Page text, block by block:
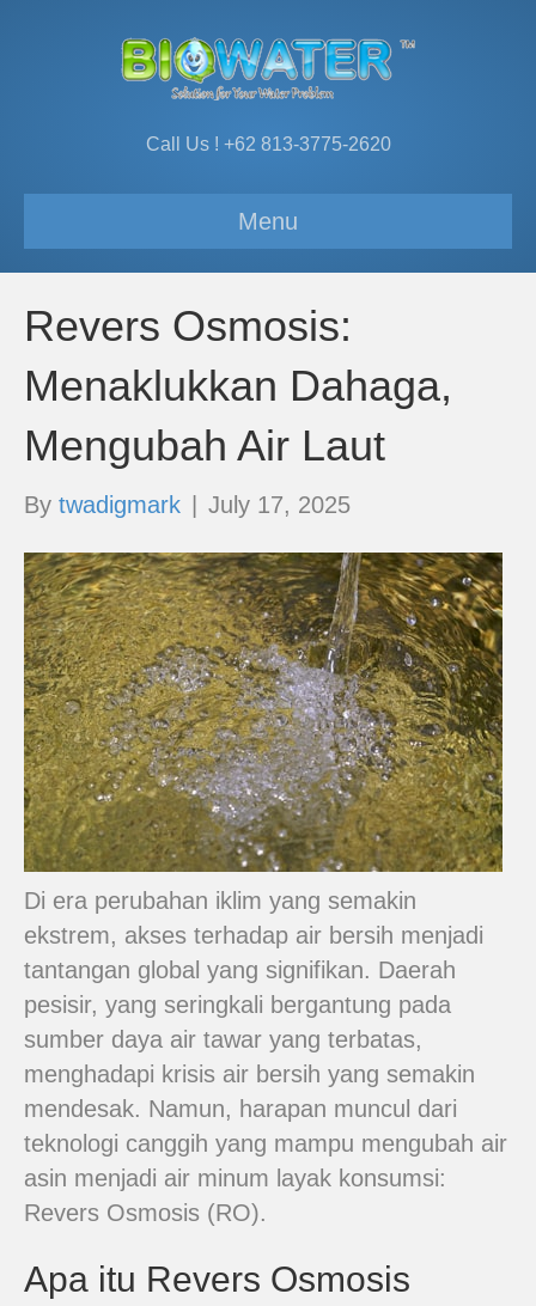
Call Us ! +62 813-3775-2620
Menu
Revers Osmosis:
Menaklukkan Dahaga,
Mengubah Air Laut
By twadigmark July 17, 2025
Di era perubahan iklim yang semakin
ekstrem, akses terhadap air bersih menjadi
tantangan global yang signifikan. Daerah
pesisir, yang seringkali bergantung pada
sumber daya air tawar yang terbatas,
menghadapi krisis air bersih yang semakin
mendesak. Namun, harapan muncul dari
teknologi canggih yang mampu mengubah air
asin menjadi air minum layak konsumsi:
Revers Osmosis (RO).
Apa itu Revers Osmosis